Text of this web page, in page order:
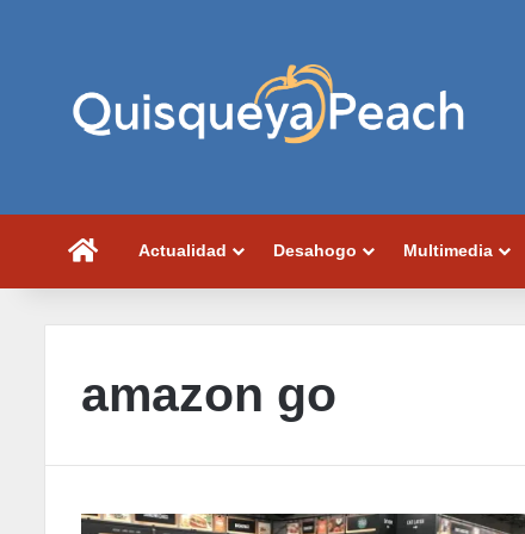
PortadaActualidad Desahogo Multimedia
amazon go